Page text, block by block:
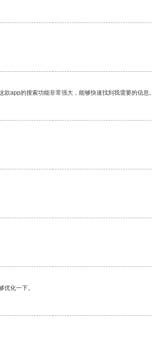
app的搜索功能非常强大，能够快速找到我需要的信息。
化一下。